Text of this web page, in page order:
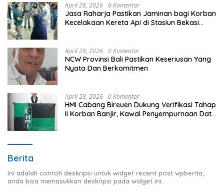
April 28, 2026 0 Komentar
Jasa Raharja Pastikan Jaminan bagi Korban
Kecelakaan Kereta Api di Stasiun Bekasi
April 28, 2026 0 Komentar
NCW Provinsi Bali Pastikan Keseriusan Yang
Nyata Dan Berkomitmen
April 28, 2026 0 Komentar
HMI Cabang Bireuen Dukung Verifikasi Tahap
II Korban Banjir, Kawal Penyempurnaan Data
Berita
Ini adalah contoh deskripsi untuk widget recent post wpberita,
anda bisa memasukkan deskripsi pada widget ini.